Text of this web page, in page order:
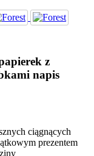
z
napis
ciągnących
prezentem